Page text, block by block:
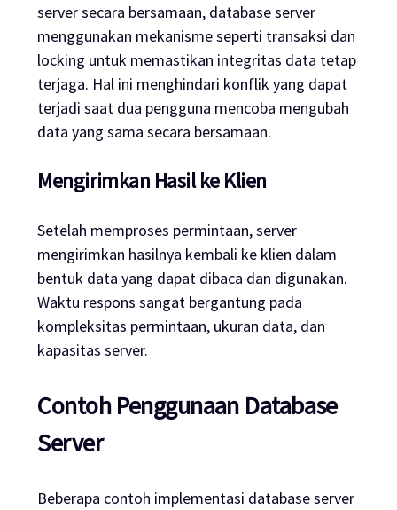
server secara bersamaan, database server
menggunakan mekanisme seperti transaksi dan
locking untuk memastikan integritas data tetap
terjaga. Hal ini menghindari konflik yang dapat
terjadi saat dua pengguna mencoba mengubah
data yang sama secara bersamaan.
Mengirimkan Hasil ke Klien
Setelah memproses permintaan, server
mengirimkan hasilnya kembali ke klien dalam
bentuk data yang dapat dibaca dan digunakan.
Waktu respons sangat bergantung pada
kompleksitas permintaan, ukuran data, dan
kapasitas server.
Contoh Penggunaan Database
Server
Beberapa contoh implementasi database server